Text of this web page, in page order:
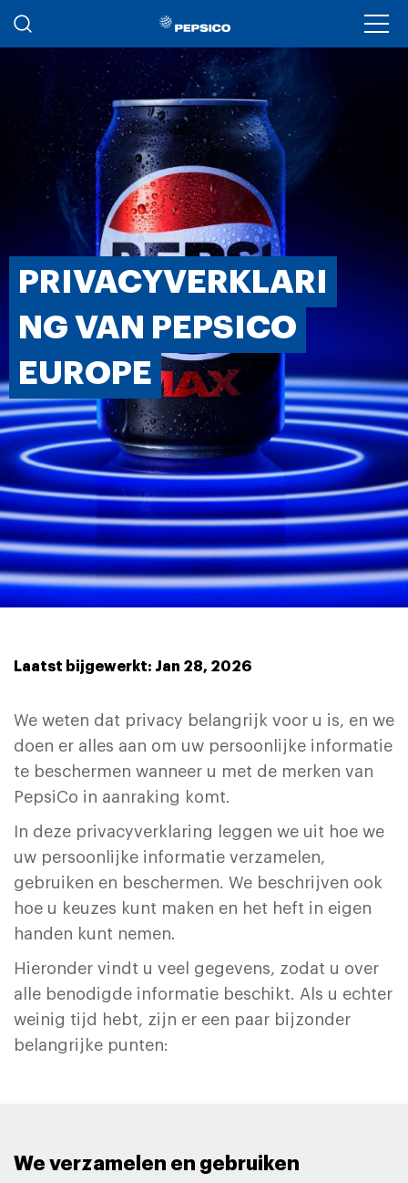
Skip to main content
PRIVACYVERKLARI
NG VAN PEPSICO
EUROPE
Laatst bijgewerkt: Jan 28, 2026
We weten dat privacy belangrijk voor u is, en we
doen er alles aan om uw persoonlijke informatie
te beschermen wanneer u met de merken van
PepsiCo in aanraking komt.
In deze privacyverklaring leggen we uit hoe we
uw persoonlijke informatie verzamelen,
gebruiken en beschermen. We beschrijven ook
hoe u keuzes kunt maken en het heft in eigen
handen kunt nemen.
Hieronder vindt u veel gegevens, zodat u over
alle benodigde informatie beschikt. Als u echter
weinig tijd hebt, zijn er een paar bijzonder
belangrijke punten:
We verzamelen en gebruiken